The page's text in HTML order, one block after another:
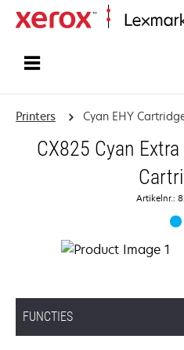
Printers Cyan EHY
CX825 Cyan
Artikelnr.:
FUNCTIES